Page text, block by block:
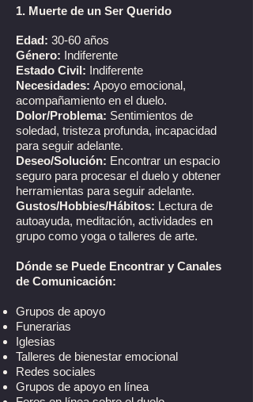
1. Muerte de un Ser Querido
Edad: 30-60 años
Género: Indiferente
Estado Civil: Indiferente
Necesidades: Apoyo emocional,
acompañamiento en el duelo.
Dolor/Problema: Sentimientos de
soledad, tristeza profunda, incapacidad
para seguir adelante.
Deseo/Solución: Encontrar un espacio
seguro para procesar el duelo y obtener
herramientas para seguir adelante.
Gustos/Hobbies/Hábitos: Lectura de
autoayuda, meditación, actividades en
grupo como yoga o talleres de arte.
Dónde se Puede Encontrar y Canales
de Comunicación:
Grupos de apoyo
Funerarias
Iglesias
Talleres de bienestar emocional
Redes sociales
Grupos de apoyo en línea